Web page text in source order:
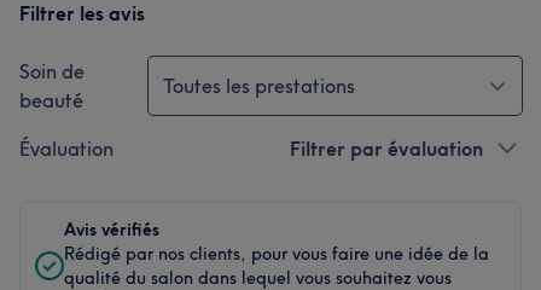
Filtrer les avis
Soin de
beauté
Toutes les prestations
Évaluation Filtrer par évaluation
Avis vérifiés
Rédigé par nos clients, pour vous faire une idée de la
qualité du salon dans lequel vous souhaitez vous